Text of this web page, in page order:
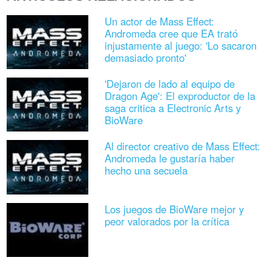
Un actor de Mass Effect:
Andromeda cree que EA trató
injustamente al juego: 'Lo sacaron
demasiado pronto'
'Dejaron de lado al equipo de
Dragon Age': El exproductor de la
saga critica a Electronic Arts y
BioWare
Al director creativo de Mass Effect:
Andromeda le gustaría haber
hecho una secuela
Los juegos de BioWare mejor y
peor valorados por la crítica